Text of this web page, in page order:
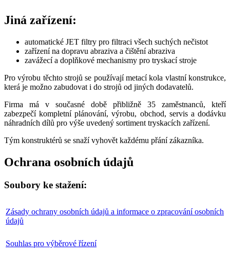
Jiná zařízení:
automatické JET filtry pro filtraci všech suchých nečistot
zařízení na dopravu abraziva a čištění abraziva
zavážecí a doplňkové mechanismy pro tryskací stroje
Pro výrobu těchto strojů se používají metací kola vlastní konstrukce,
která je možno zabudovat i do strojů od jiných dodavatelů.
Firma má v současné době přibližně 35 zaměstnanců, kteří
zabezpečí kompletní plánování, výrobu, obchod, servis a dodávku
náhradních dílů pro výše uvedený sortiment tryskacích zařízení.
Tým konstruktérů se snaží vyhovět každému přání zákazníka.
Ochrana osobních údajů
Soubory ke stažení:
Zásady ochrany osobních údajů a informace o zpracování osobních
údajů
Souhlas pro výběrové řízení